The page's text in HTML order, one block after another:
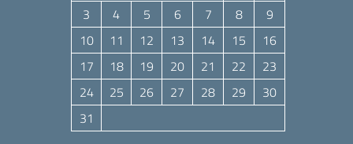
3
4 5 6 7 8
9
10
11 12 13 14 15
16
17
18 19 20 21 22
23
24
25 26 27 28 29
30
31